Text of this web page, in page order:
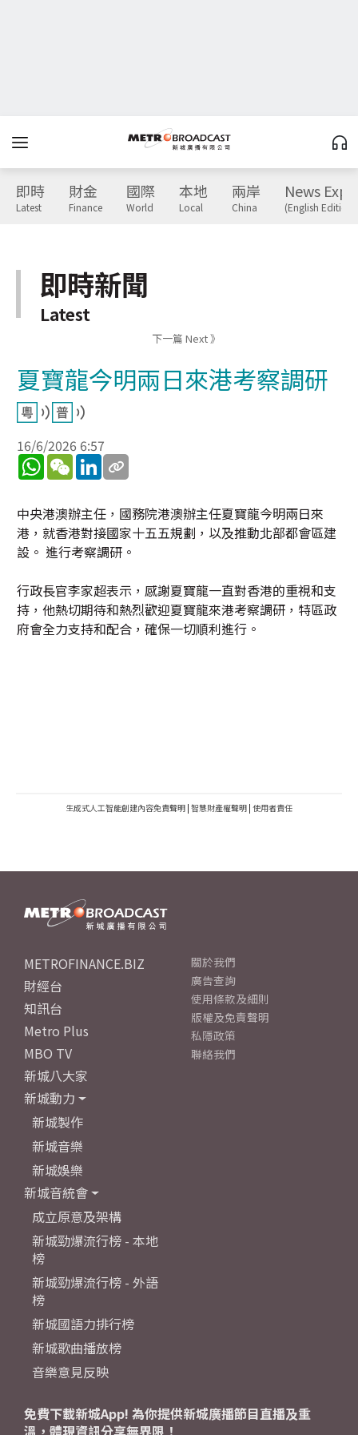
即時
Latest
財金
Finance
國際
World
本地
Local
兩岸
China
News
(English Edition)
即時新聞
Latest
下一篇 Next 》
夏寶龍今明兩日來港考察調研
16/6/2026 6:57
WhatsApp
WeChatLinkedIn
中央港澳辦主任，國務院港澳辦主任夏寶龍今明兩日來
港，就香港對接國家十五五規劃，以及推動北部都會區建
設。 進行考察調研。
行政長官李家超表示，感謝夏寶龍一直對香港的重視和支
持，他熱切期待和熱烈歡迎夏寶龍來港考察調研，特區政
府會全力支持和配合，確保一切順利進行。
生成式人工智能創建內容免責聲明 | 智慧財產權聲明 | 使用者責任
METROFINANCE.BIZ
財經台
知訊台
Metro Plus
MBO TV
新城八大家
新城動力
新城製作
新城音樂
新城娛樂
新城音統會
成立原意及架構
新城勁爆流行榜 - 本地
榜
新城勁爆流行榜 - 外語
榜
新城國語力排行榜
新城歌曲播放榜
音樂意見反映
關於我們
廣告查詢
使用條款及細則
版權及免責聲明
私隱政策
聯絡我們
免費下載新城App! 為你提供新城廣播節目直播及重